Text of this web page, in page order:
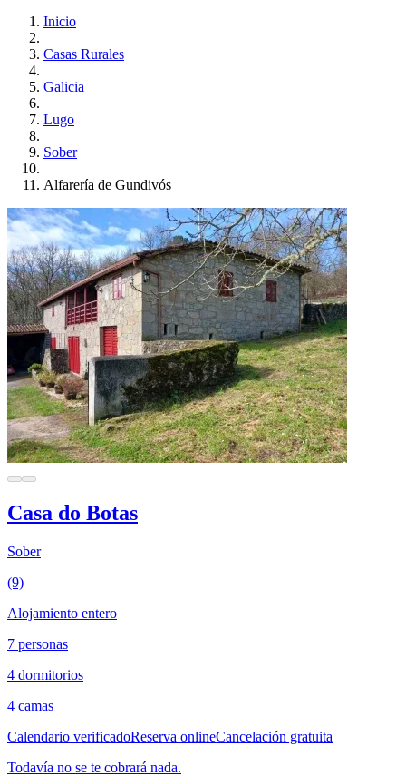
Inicio
Casas Rurales
Galicia
Lugo
Sober
Alfarería de Gundivós
Casa do Botas
Sober
(9)
Alojamiento entero
7 personas
4 dormitorios
4 camas
Calendario verificadoReserva onlineCancelación gratuita
Todavía no se te cobrará nada.